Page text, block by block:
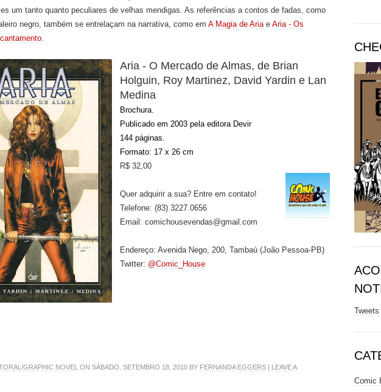
um tanto quanto peculiares de velhas mendigas. As referências a contos de fadas, como
negro, também se entrelaçam na narrativa, como em A Magia de Ariae Aria - Os
.
Aria - O Mercado de Almas, de Brian
Holguin, Roy Martinez, David Yardin e Lan
Medina
Brochura.
Publicado em 2003 pela editora Devir
144 páginas.
Formato: 17 x 26 cm
R$ 32,00
Quer adquirir a sua? Entre em contato!
Telefone: (83) 3227.0656
Email: comichousevendas@gmail.com
Endereço: Avenida Nego, 200, Tambaú (João Pessoa-PB)
Twitter: @Comic_House
GRAPHIC NOVEL ON SÁBADO, SETEMBRO 18, 2010 BY FERNANDA EGGERS | LEAVE A
Comic